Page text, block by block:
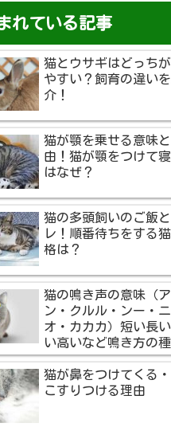
れている記事
猫とウサギはどっち
やすい？飼育の違い
介！
猫が顎を乗せる意味
由！猫が顎をつけて
はなぜ？
猫の多頭飼いのご飯
レ！順番待ちをする
格は？
猫の鳴き声の意味（
ン・クルル・ンー・
オ・カカカ）短い長
い高いなど鳴き方の
に猫の気持ちを解説！
猫が鼻をつけてくる
こすりつける理由